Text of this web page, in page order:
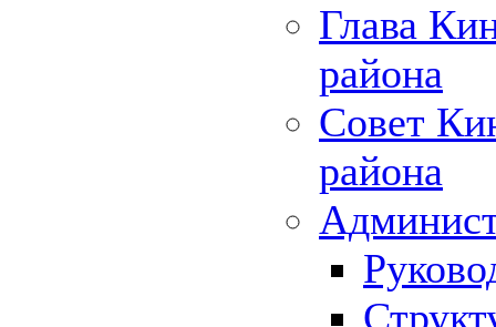
Глава
района
Совет
района